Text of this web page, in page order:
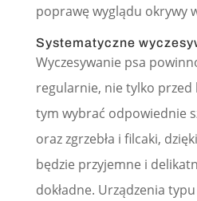
poprawę wyglądu okrywy
Systematyczne
Wyczesywanie psa
regularnie, nie tylko przed
tym wybrać odpowiednie
oraz zgrzebła i filcaki,
będzie przyjemne i
dokładne. Urządzenia